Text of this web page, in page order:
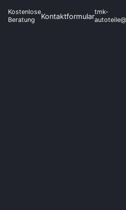
Kostenlose
Beratung
Kontaktformulartmk-